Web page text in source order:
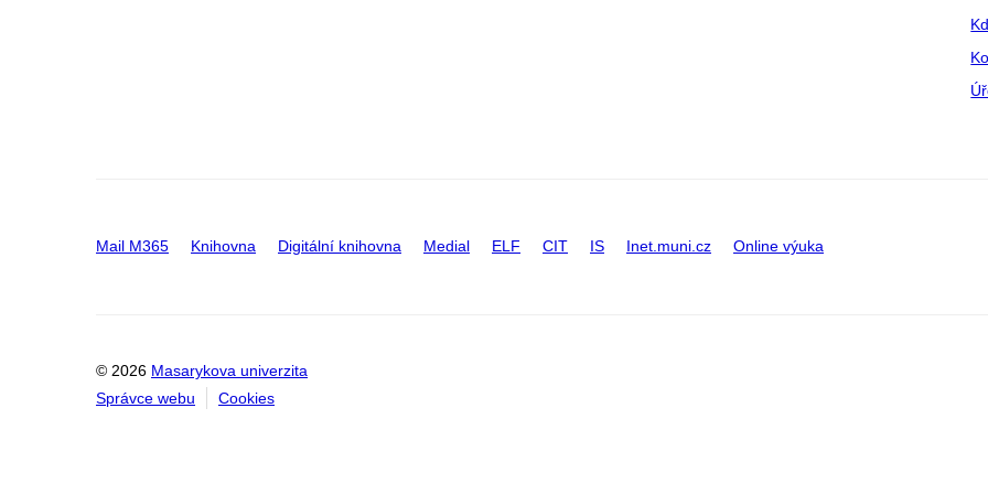
Mail M365 Knihovna Digitální knihovna Medial ELF CIT IS Inet.muni.cz Online výuka
© 2026 Masarykova univerzita
Správce webu
Cookies